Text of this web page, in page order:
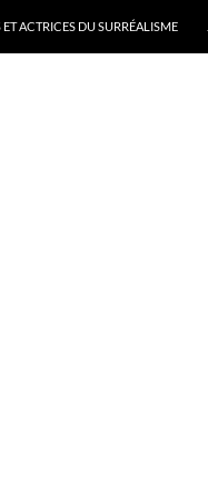
ET ACTRICES DU SURRÉALISME